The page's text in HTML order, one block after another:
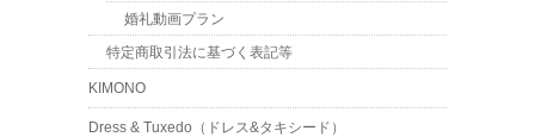
婚礼動画プラン
特定商取引法に基づく表記等
KIMONO
Dress & Tuxedo（ドレス&タキシード）